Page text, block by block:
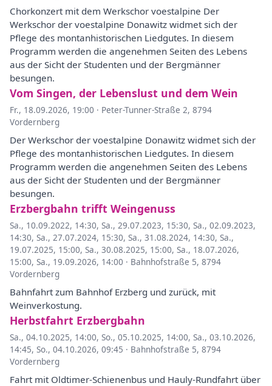
Chorkonzert mit dem Werkschor voestalpine Der
Werkschor der voestalpine Donawitz widmet sich der
Pflege des montanhistorischen Liedgutes. In diesem
Programm werden die angenehmen Seiten des Lebens
aus der Sicht der Studenten und der Bergmänner
besungen.
Vom Singen, der Lebenslust und dem Wein
Fr., 18.09.2026, 19:00 · Peter-Tunner-Straße 2, 8794
Vordernberg
Der Werkschor der voestalpine Donawitz widmet sich der
Pflege des montanhistorischen Liedgutes. In diesem
Programm werden die angenehmen Seiten des Lebens
aus der Sicht der Studenten und der Bergmänner
besungen.
Erzbergbahn trifft Weingenuss
Sa., 10.09.2022, 14:30, Sa., 29.07.2023, 15:30, Sa., 02.09.2023,
14:30, Sa., 27.07.2024, 15:30, Sa., 31.08.2024, 14:30, Sa.,
19.07.2025, 15:00, Sa., 30.08.2025, 15:00, Sa., 18.07.2026,
15:00, Sa., 19.09.2026, 14:00 · Bahnhofstraße 5, 8794
Vordernberg
Bahnfahrt zum Bahnhof Erzberg und zurück, mit
Weinverkostung.
Herbstfahrt Erzbergbahn
Sa., 04.10.2025, 14:00, So., 05.10.2025, 14:00, Sa., 03.10.2026,
14:45, So., 04.10.2026, 09:45 · Bahnhofstraße 5, 8794
Vordernberg
Fahrt mit Oldtimer-Schienenbus und Hauly-Rundfahrt über